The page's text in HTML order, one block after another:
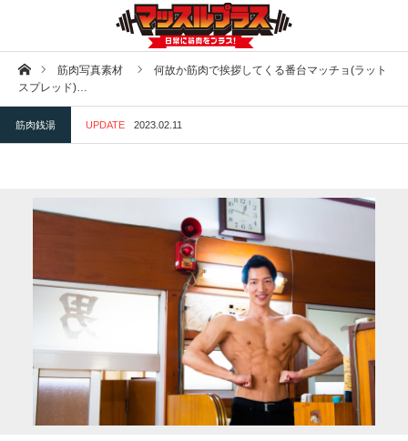
ホーム筋肉写真素材
何故か筋肉で挨拶してくる番台マッチョ(ラット
スプレッド)…
筋肉銭湯 UPDATE 2023.02.11